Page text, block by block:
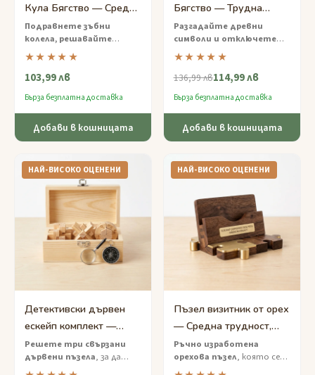
Кула Бягство — Средно
Предизвикателство с
Зъбни Колела
Подравнете зъбни
колела, решавайте
шифри и се изкачвайте
по кулата— игра за
избягване с дървена
от стимпанк, с истински
механични компоненти.
★★★★★
103,99 лв
Бърза безплатна доставка
Добави в кошницата
Бягство — Трудна
Пъзел Игра с
Декодиране на
Символи
Разгадайте древни
символи и отключете
каменисти стаи
богато тематизирана
дървена игра за избягване,
археологическите
открития.
★★★★★
136,99 лв114,99 лв
Бърза безплатна доставка
Добави в кошницата
НАЙ-ВИСОКО ОЦЕНЕНИ
Детективски дървен
ескейп комплект —
средна трудност, 3
пъзела
Решете три свързани
дървени пъзела, за да
разгадаете мистериозния
НАЙ-ВИСОКО ОЦЕНЕНИ
Пъзел визитник от орех
— Средна трудност,
елегантен
корпоративен аксесоар
Ръчно изработена
орехова пъзел, която се
трансформира в държач за